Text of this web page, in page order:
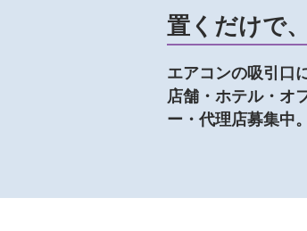
置くだけで
エアコンの吸引口
店舗・ホテル・オ
ー・代理店募集中。